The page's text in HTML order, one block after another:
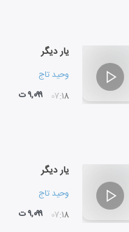
یار دیگر
وحید تاج
۰۷:۱۸ ۹,۰۹۹ ت
یار دیگر
وحید تاج
۰۷:۱۸ ۹,۰۹۹ ت